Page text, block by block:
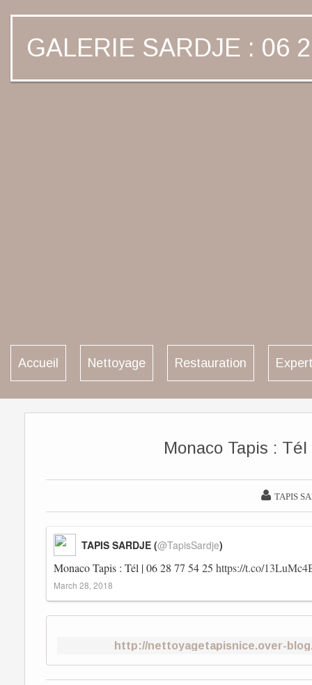
GALERIE SARDJE : 06
Accueil Nettoyage Restauration
Monaco Tapis :
 TAPIS
Monaco Tapis : Tél | 06 28 77 54 25 https://t.co/
TAPIS SARDJE (@TapisSardje)
March 28, 2018
http://nettoyagetapisnice.over-